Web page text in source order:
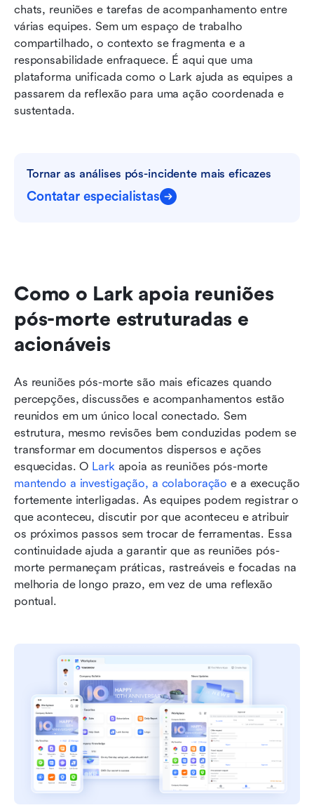
chats, reuniões e tarefas de acompanhamento entre
várias equipes. Sem um espaço de trabalho
compartilhado, o contexto se fragmenta e a
responsabilidade enfraquece. É aqui que uma
plataforma unificada como o Lark ajuda as equipes a
passarem da reflexão para uma ação coordenada e
sustentada.
Tornar as análises pós-incidente mais eficazes
Contatar especialistas
Como o Lark apoia reuniões
pós-morte estruturadas e
acionáveis
As reuniões pós-morte são mais eficazes quando
percepções, discussões e acompanhamentos estão
reunidos em um único local conectado. Sem
estrutura, mesmo revisões bem conduzidas podem se
transformar em documentos dispersos e ações
esquecidas. O Lark
mantendo a investigação, a colaboração e a execução
fortemente interligadas. As equipes podem registrar o
que aconteceu, discutir por que aconteceu e atribuir
os próximos passos sem trocar de ferramentas. Essa
continuidade ajuda a garantir que as reuniões pós-
morte permaneçam práticas, rastreáveis e focadas na
melhoria de longo prazo, em vez de uma reflexão
pontual.